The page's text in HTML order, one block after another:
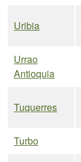
Uribia
Urrao
Antioquia
Tuquerres
Turbo